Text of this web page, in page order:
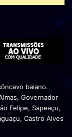
baiano.
Governador
Felipe, Sapeaçu,
Castro Alves